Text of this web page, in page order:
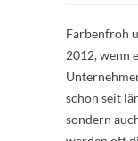
Farbenfroh
2012, wenn
schon seit
sondern